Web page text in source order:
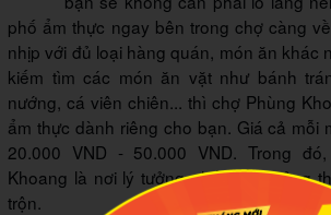
phố ẩm thực ngay bên trong chợ càng
nhịp với đủ loại hàng quán, món ăn khác
kiếm tìm các món ăn vặt như bánh
nướng, cá viên chiên... thì chợ Phùng
ẩm thực dành riêng cho bạn. Giá cả mỗi
20.000 VND - 50.000 VND. Trong
Khoang là nơi lý tưởng nhất để thưởng
trộn.